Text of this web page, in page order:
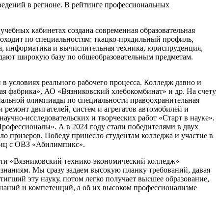
в регионе. В рейтинге профессиональных
кабинетах создана современная образовательная
по специальностям: ткацко-прядильный профиль,
информатика и вычислительная техника, юриспруденция,
широкую базу по общеобразовательным предметам.
условиях реального рабочего процесса. Колледж давно и
АО «Вязниковский хлебокомбинат» и др. На счету
олимпиады по специальности правоохранительная
двигателей, систем и агрегатов автомобилей и
исследовательских и творческих работ «Старт в науке».
А в 2024 году стали победителями в двух
Победу принесло студентам колледжа и участие в
с ОВЗ «Абилимпикс».
«Вязниковский технико-­экономический колледж»
Мы сразу задаем высокую планку требований, давая
эту науку, потом легко получает высшее образование,
и компетенций, а об их высоком профессионализме